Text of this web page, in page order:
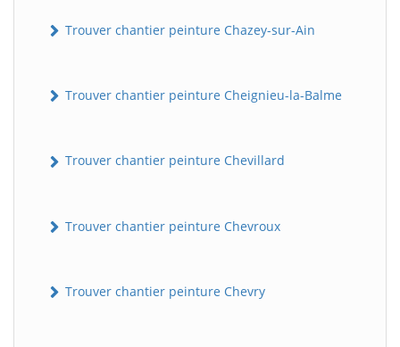
Trouver chantier peinture Chazey-sur-Ain
Trouver chantier peinture Cheignieu-la-Balme
Trouver chantier peinture Chevillard
Trouver chantier peinture Chevroux
Trouver chantier peinture Chevry